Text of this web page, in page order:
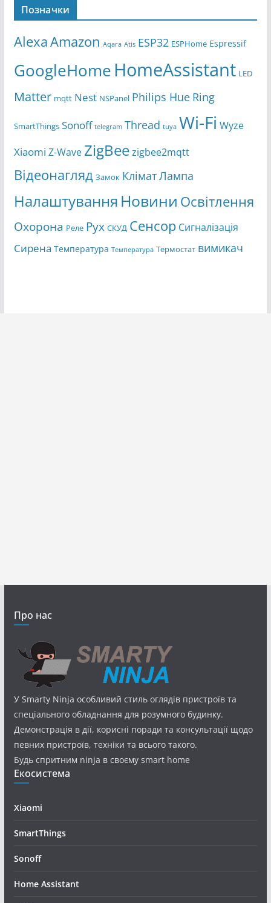
Позначки
AlexaAmazon Aqara Atis ESP32 ESPHome Espressif
GoogleHomeHomeAssistant LED
Matter mqtt Nest NSPanel Philips Hue Ring
SmartThings Sonoff telegram Thread tuya Wi-Fi Wyze
Xiaomi Z-Wave ZigBeezigbee2mqtt
Відеонагляд Замок КліматЛампа
Налаштування Новини Освітлення
Охорона Реле Рух СКУД Сенсор Сигналізація
Сирена Температура Температура Термостат вимикач
Про нас
У Smarty Ninja особливий стиль оглядів пристроїв та
спеціального обладнання для розумного будинку.
Демонстрація в дії, корисні поради та консультації щодо
певних пристроїв, техніки та всього такого.
Будь спритним ninja в своєму smart home
Екосистема
Xiaomi
SmartThings
Sonoff
Home Assistant